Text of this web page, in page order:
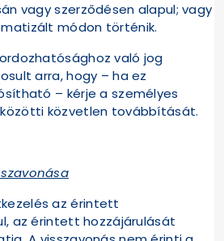
vagy szerződésen alapul; vagy
módon történik.
való jog
arra, hogy – ha ez
– kérje a személyes
közvetlen továbbítását.
az érintett
az érintett hozzájárulását